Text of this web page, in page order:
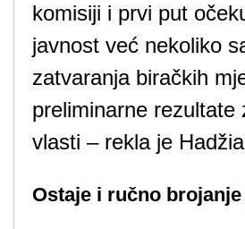
komisiji i prvi put
javnost već nekoliko
zatvaranja biračkih
preliminarne rezultate
vlasti – rekla je
Ostaje i ručno